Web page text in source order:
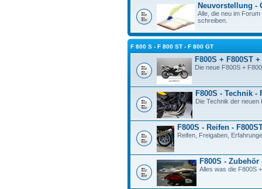
Neuvorstellung -
Alle, die neu im
schreiben.
F 800 S - F 800 ST - F 800 GT
F800S + F800ST +
Die neue F800S +
F800S - Technik -
Die Technik der neuen
F800S - Reifen -
Reifen, Freigaben,
F800S - Zubehör
Alles was die F800S